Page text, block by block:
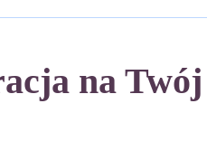
na Twój